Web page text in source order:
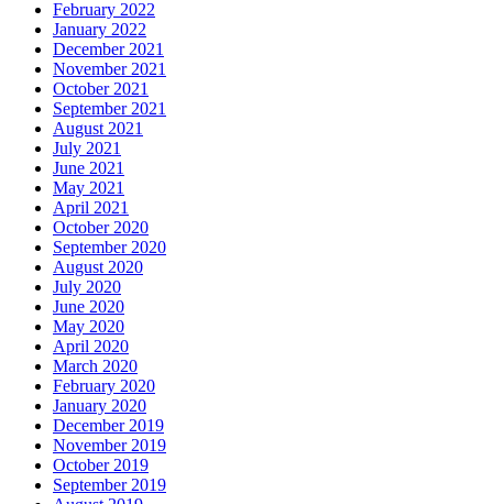
February 2022
January 2022
December 2021
November 2021
October 2021
September 2021
August 2021
July 2021
June 2021
May 2021
April 2021
October 2020
September 2020
August 2020
July 2020
June 2020
May 2020
April 2020
March 2020
February 2020
January 2020
December 2019
November 2019
October 2019
September 2019